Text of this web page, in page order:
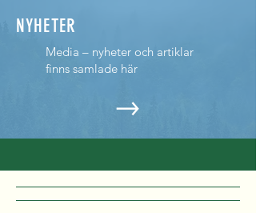
NYHETER
Media – nyheter och artiklar
finns samlade här